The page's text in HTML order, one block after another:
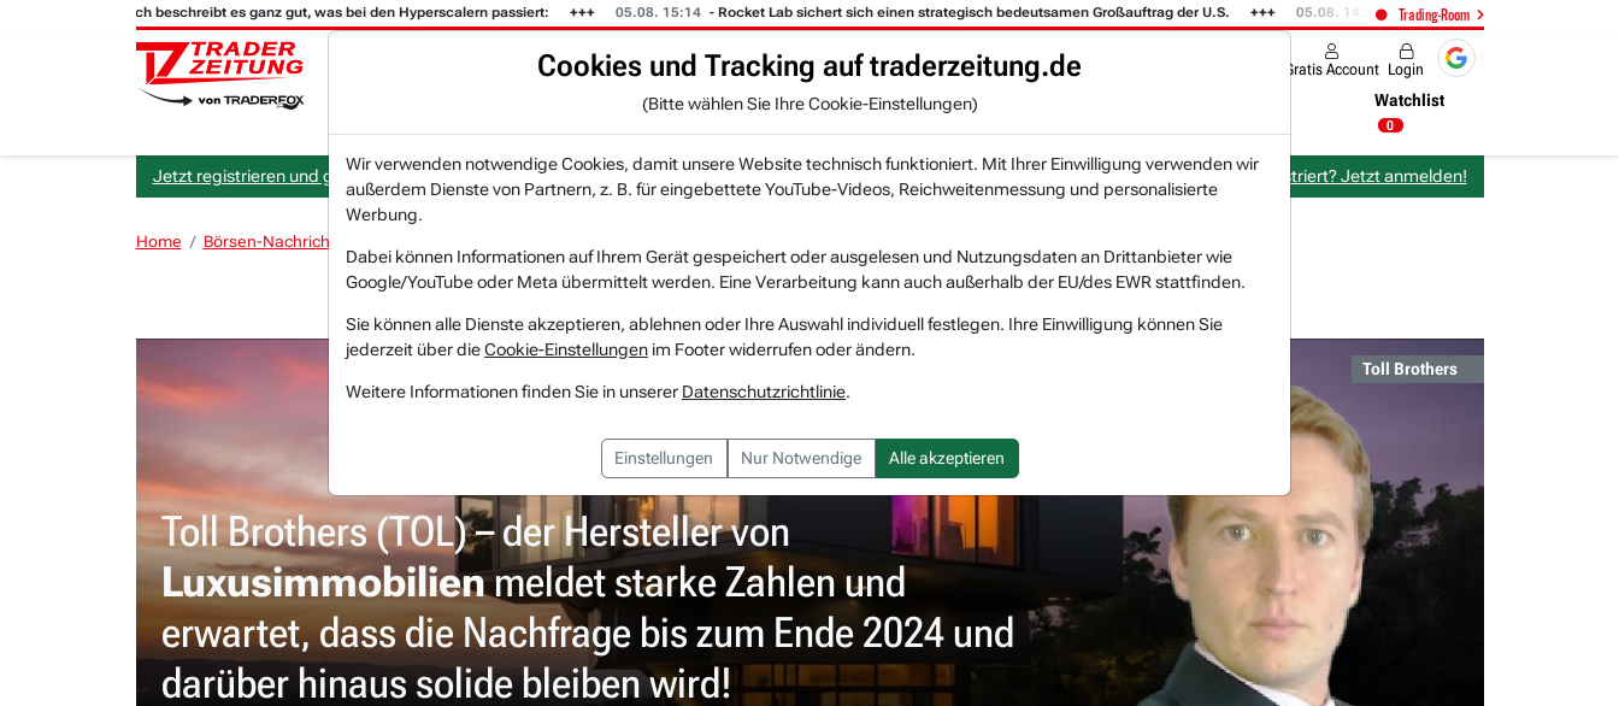
Trading-Room
Melius Research beschreibt es ganz gut, was bei den Hyperscalern passiert: 05.08. 15:14 - Rocket Lab sichert sich einen strategisch bedeutsamen Großauftrag der U.S. 05.08. 14:54 Was Elon Musk in dieser Nacht zu
Gratis Account Login
KI-Agenten NEU Zeitung Rankings & Trends Watchlist
0
Jetzt registrieren und gratis Artikel lesen. Bereits bei TraderFox registriert? Jetzt anmelden!
Home Börsen-Nachrichten
Toll Brothers
Toll Brothers
Toll Brothers (TOL) – der Hersteller von
Luxusimmobilienmeldet starke Zahlen und
erwartet, dass die Nachfrage bis zum Ende 2024 und
darüber hinaus solide bleiben wird!
Cookies und Tracking auf traderzeitung.de
(Bitte wählen Sie Ihre Cookie-Einstellungen)
Wir verwenden notwendige Cookies, damit unsere Website technisch funktioniert. Mit Ihrer Einwilligung verwenden wir
außerdem Dienste von Partnern, z. B. für eingebettete YouTube-Videos, Reichweitenmessung und personalisierte
Werbung.
Dabei können Informationen auf Ihrem Gerät gespeichert oder ausgelesen und Nutzungsdaten an Drittanbieter wie
Google/YouTube oder Meta übermittelt werden. Eine Verarbeitung kann auch außerhalb der EU/des EWR stattfinden.
Sie können alle Dienste akzeptieren, ablehnen oder Ihre Auswahl individuell festlegen. Ihre Einwilligung können Sie
jederzeit über dieCookie-Einstellungen im Footer widerrufen oder ändern.
Weitere Informationen finden Sie in unserer Datenschutzrichtlinie.
Einstellungen Nur Notwendige Alle akzeptieren